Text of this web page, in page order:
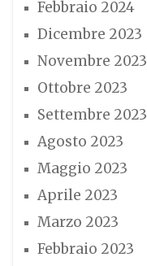
Febbraio 2024
Dicembre 2023
Novembre 2023
Ottobre 2023
Settembre 2023
Agosto 2023
Maggio 2023
Aprile 2023
Marzo 2023
Febbraio 2023